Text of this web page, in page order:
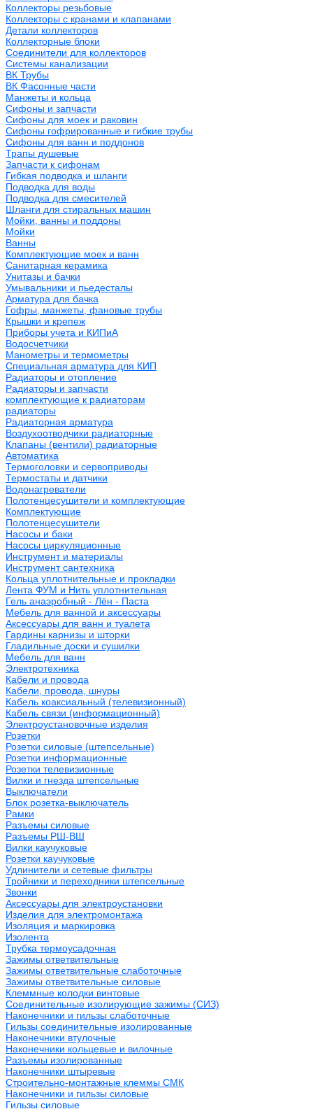
Коллекторы резьбовые
Коллекторы с кранами и клапанами
Детали коллекторов
Коллекторные блоки
Соединители для коллекторов
Системы канализации
ВК Трубы
ВК Фасонные части
Манжеты и кольца
Сифоны и запчасти
Сифоны для моек и раковин
Сифоны гофрированные и гибкие трубы
Сифоны для ванн и поддонов
Трапы душевые
Запчасти к сифонам
Гибкая подводка и шланги
Подводка для воды
Подводка для смесителей
Шланги для стиральных машин
Мойки, ванны и поддоны
Мойки
Ванны
Комплектующие моек и ванн
Санитарная керамика
Унитазы и бачки
Умывальники и пьедесталы
Арматура для бачка
Гофры, манжеты, фановые трубы
Крышки и крепеж
Приборы учета и КИПиА
Водосчетчики
Манометры и термометры
Специальная арматура для КИП
Радиаторы и отопление
Радиаторы и запчасти
комплектующие к радиаторам
радиаторы
Радиаторная арматура
Воздухоотводчики радиаторные
Клапаны (вентили) радиаторные
Автоматика
Термоголовки и сервоприводы
Термостаты и датчики
Водонагреватели
Полотенцесушители и комплектующие
Комплектующие
Полотенцесушители
Насосы и баки
Насосы циркуляционные
Инструмент и материалы
Инструмент сантехника
Кольца уплотнительные и прокладки
Лента ФУМ и Нить уплотнительная
Гель анаэробный - Лён - Паста
Мебель для ванной и аксессуары
Аксессуары для ванн и туалета
Гардины карнизы и шторки
Гладильные доски и сушилки
Мебель для ванн
Электротехника
Кабели и провода
Кабели, провода, шнуры
Кабель коаксиальный (телевизионный)
Кабель связи (информационный)
Электроустановочные изделия
Розетки
Розетки силовые (штепсельные)
Розетки информационные
Розетки телевизионные
Вилки и гнезда штепсельные
Выключатели
Блок розетка-выключатель
Рамки
Разъемы силовые
Разъемы РШ-ВШ
Вилки каучуковые
Розетки каучуковые
Удлинители и сетевые фильтры
Тройники и переходники штепсельные
Звонки
Аксессуары для электроустановки
Изделия для электромонтажа
Изоляция и маркировка
Изолента
Трубка термоусадочная
Зажимы ответвительные
Зажимы ответвительные слаботочные
Зажимы ответвительные силовые
Клеммные колодки винтовые
Соединительные изолирующие зажимы (СИЗ)
Наконечники и гильзы слаботочные
Гильзы соединительные изолированные
Наконечники втулочные
Наконечники кольцевые и вилочные
Разъемы изолированные
Наконечники штыревые
Строительно-монтажные клеммы СМК
Наконечники и гильзы силовые
Гильзы силовые